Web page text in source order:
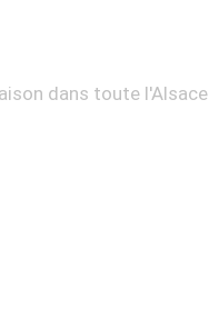
dans toute l'Alsace